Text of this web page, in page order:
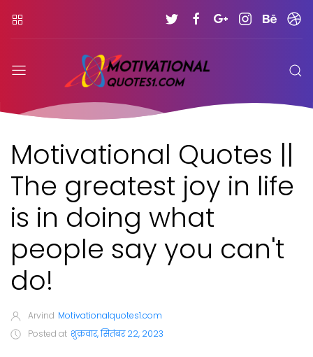
Motivational Quotes ||
The greatest joy in life
is in doing what
people say you can't
do!
Arvind Motivationalquotes1.com
Posted at शुक्रवार, सितंबर 22, 2023